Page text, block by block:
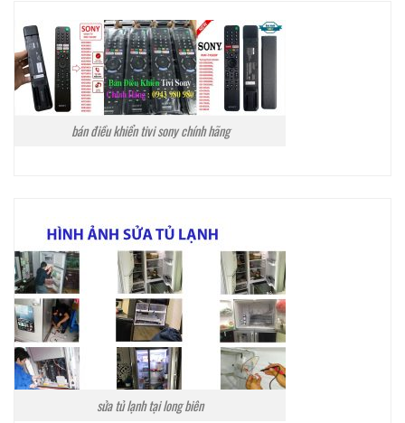
bán điều khiển tivi sony chính hãng
sửa tủ lạnh tại long biên